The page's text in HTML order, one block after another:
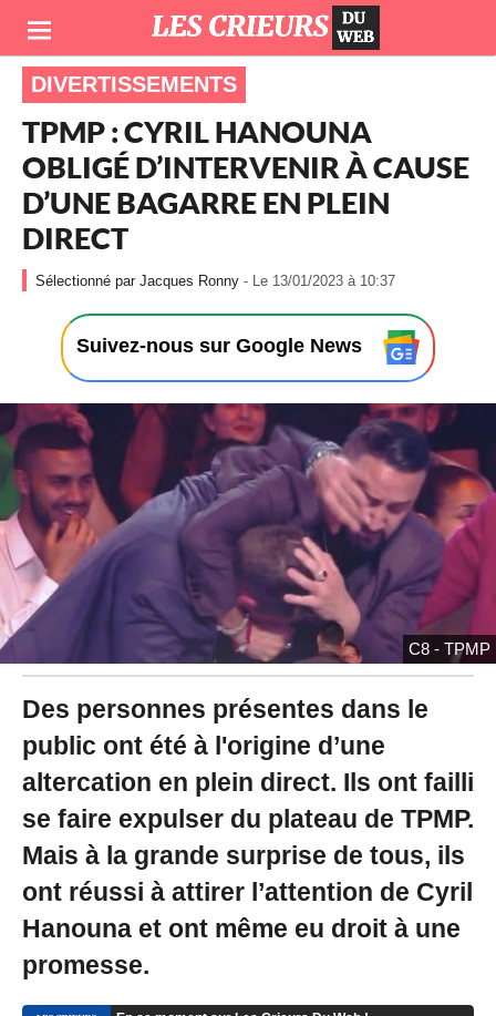
DIVERTISSEMENTS
TPMP : CYRIL HANOUNA
OBLIGÉ D’INTERVENIR À CAUSE
D’UNE BAGARRE EN PLEIN
DIRECT
Jacques Ronny - Le 13/01/2023 à 10:37
1
3
/
0
1
/
2
2
3
1
0
:
Suivez-nous sur Google News
C8 - TPMP
Des personnes présentes dans le
public ont été à l'origine d’une
altercation en plein direct. Ils ont failli
se faire expulser du plateau de TPMP.
Mais à la grande surprise de tous, ils
ont réussi à attirer l’attention de Cyril
Hanouna et ont même eu droit à une
promesse.